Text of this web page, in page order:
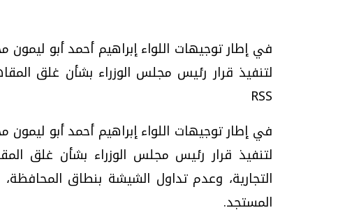
في إطار توجيهات اللواء إبراهيم أحمد أبو ليمون
RSS
في إطار توجيهات اللواء إبراهيم أحمد أبو ليمون
لتنفيذ قرار رئيس مجلس الوزراء بشأن غلق
التجارية، وعدم تداول الشيشة بنطاق
المستجد.